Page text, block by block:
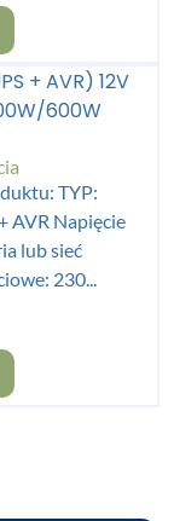
+ AVR) 12V
600W
TYP:
AVR Napięcie
lub sieć
230...